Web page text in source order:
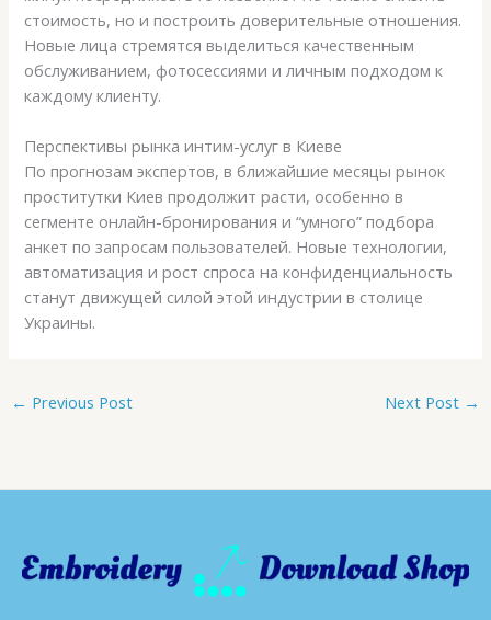
стоимость, но и построить доверительные отношения.
Новые лица стремятся выделиться качественным
обслуживанием, фотосессиями и личным подходом к
каждому клиенту.
Перспективы рынка интим-услуг в Киеве
По прогнозам экспертов, в ближайшие месяцы рынок
проститутки Киев продолжит расти, особенно в
сегменте онлайн-бронирования и “умного” подбора
анкет по запросам пользователей. Новые технологии,
автоматизация и рост спроса на конфиденциальность
станут движущей силой этой индустрии в столице
Украины.
← Previous Post Next Post →